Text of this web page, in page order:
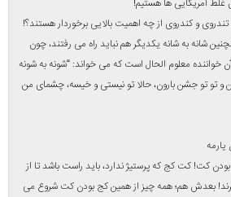
اگر شماره چشم با عینک همخوانی نداشته باشد به آدم
هم نمی دهند! مورد داشتیم رفت خواستگاری خودش طوری
طوری بود و به همین خاطر بهش زن ندادن! مذاکرات
مهمتر از مذاکرات در خواستگاری هست و باید حتما
باشد تا یک طوری نباشد!
و چشم پزشک و دانشگاه در کشور بوجود نیاوردیم که
روحانی! می فهمید؟
پاسخ